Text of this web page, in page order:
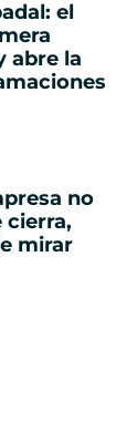
el
abre la
no
cierra,
mirar